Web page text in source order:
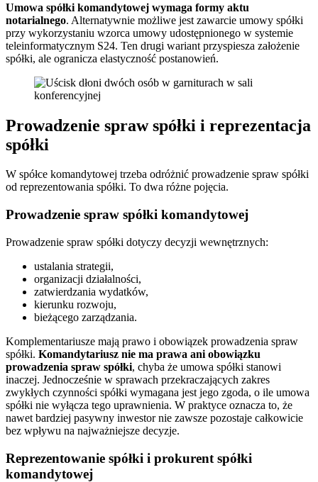
Umowa spółki komandytowej wymaga formy aktu
notarialnego. Alternatywnie możliwe jest zawarcie umowy spółki
przy wykorzystaniu wzorca umowy udostępnionego w systemie
teleinformatycznym S24. Ten drugi wariant przyspiesza założenie
spółki, ale ogranicza elastyczność postanowień.
Prowadzenie spraw spółki i reprezentacja
spółki
W spółce komandytowej trzeba odróżnić prowadzenie spraw spółki
od reprezentowania spółki. To dwa różne pojęcia.
Prowadzenie spraw spółki komandytowej
Prowadzenie spraw spółki dotyczy decyzji wewnętrznych:
ustalania strategii,
organizacji działalności,
zatwierdzania wydatków,
kierunku rozwoju,
bieżącego zarządzania.
Komplementariusze mają prawo i obowiązek prowadzenia spraw
spółki. Komandytariusz nie ma prawa ani obowiązku
prowadzenia spraw spółki, chyba że umowa spółki stanowi
inaczej. Jednocześnie w sprawach przekraczających zakres
zwykłych czynności spółki wymagana jest jego zgoda, o ile umowa
spółki nie wyłącza tego uprawnienia. W praktyce oznacza to, że
nawet bardziej pasywny inwestor nie zawsze pozostaje całkowicie
bez wpływu na najważniejsze decyzje.
Reprezentowanie spółki i prokurent spółki
komandytowej